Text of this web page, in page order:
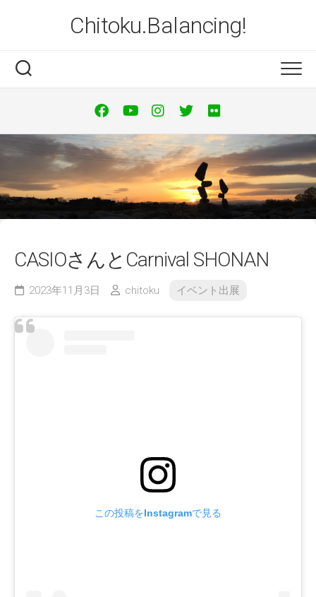
Chitoku.Balancing!
CASIOさんとCarnival SHONAN
2023年11月3日 chitoku イベント出展
この投稿をInstagramで見る